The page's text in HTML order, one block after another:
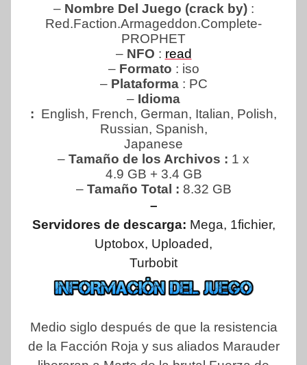
– Nombre Del Juego (crack by) :
Red.Faction.Armageddon.Complete-
PROPHET
– NFO : read
– Formato : iso
– Plataforma : PC
– Idioma
: English, French, German, Italian, Polish,
Russian, Spanish,
Japanese
– Tamaño de los Archivos : 1 x
4.9 GB + 3.4 GB
– Tamaño Total : 8.32 GB
–
Servidores de descarga: Mega, 1fichier,
Uptobox, Uploaded,
Turbobit
Medio siglo después de que la resistencia
de la Facción Roja y sus aliados Marauder